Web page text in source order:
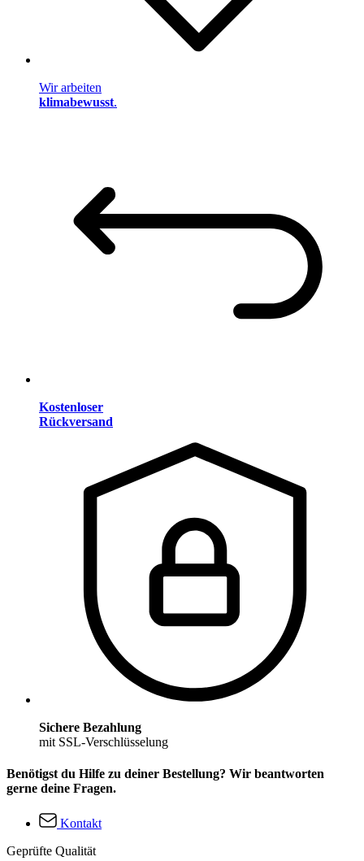
Wir arbeiten
klimabewusst.
Kostenloser
Rückversand
Sichere Bezahlung
mit SSL-Verschlüsselung
Benötigst du Hilfe zu deiner Bestellung? Wir beantworten
gerne deine Fragen.
Kontakt
Geprüfte Qualität